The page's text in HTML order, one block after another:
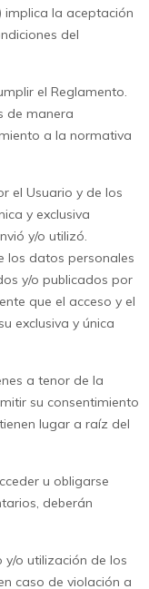
implica la aceptación
del
el Reglamento.
de manera
a la normativa
el Usuario y de los
y exclusiva
y/o utilizó.
los datos personales
y/o publicados por
que el acceso y el
exclusiva y única
a tenor de la
su consentimiento
lugar a raíz del
u obligarse
deberán
y/o utilización de los
caso de violación a